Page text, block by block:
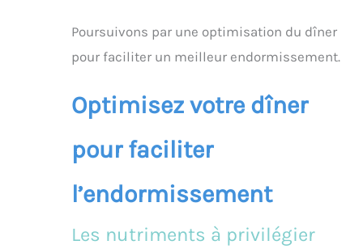
Poursuivons par une optimisation du dîner
pour faciliter un meilleur endormissement.
Optimisez votre dîner
pour faciliter
l’endormissement
Les nutriments à privilégier